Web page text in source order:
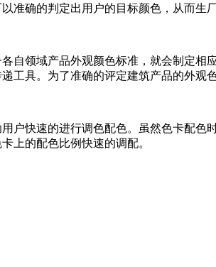
准确的判定出用户的目标颜色，从而生
自领域产品外观颜色标准，就会制定
工具。为了准确的评定建筑产品的外观
户快速的进行调色配色。虽然色卡配
上的配色比例快速的调配。